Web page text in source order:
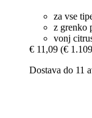
za vse
z grenko
vonj
€ 11,09 (€
Dostava do 11